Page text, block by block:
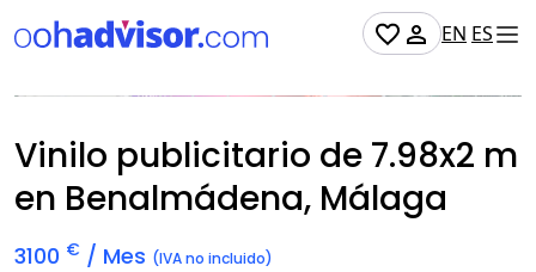
EN ES
Disponible
Vinilo publicitario de 7.98x2 m
en Benalmádena, Málaga
3100 € / Mes (IVA no incluido)